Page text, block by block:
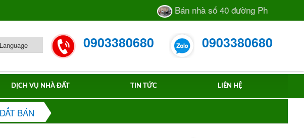
Bán nhà số 40 đường Phan Bá Vành
0903380680 0903380680
DỊCH VỤ NHÀ ĐẤT TIN TỨC LIÊN HỆ
BÁN